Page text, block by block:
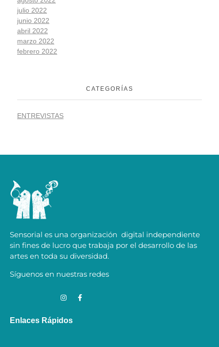
julio 2022
junio 2022
abril 2022
marzo 2022
febrero 2022
CATEGORÍAS
ENTREVISTAS
Sensorial es una organización digital independiente
sin fines de lucro que trabaja por el desarrollo de las
artes en toda su diversidad.
Síguenos en nuestras redes
Enlaces Rápidos